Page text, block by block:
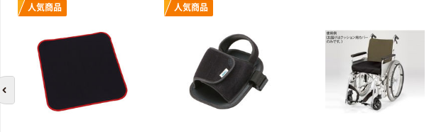
人気商品 人気商品
前のスライドへ